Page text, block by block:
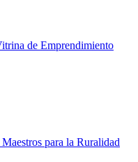
de Emprendimiento
para la Ruralidad